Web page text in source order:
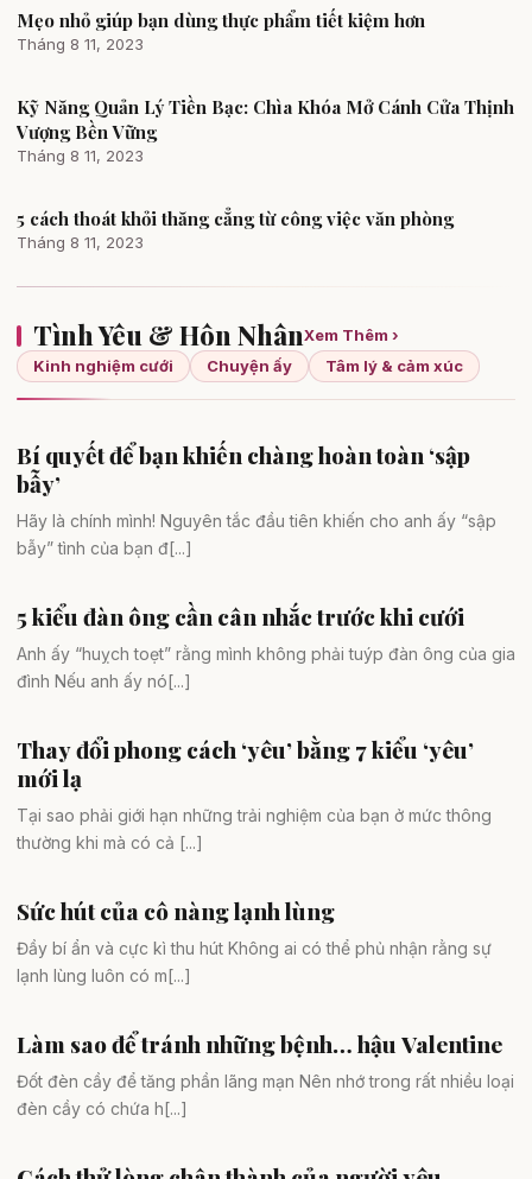
Tài chính cá nhân
Mẹo nhỏ giúp bạn dùng thực phẩm tiết kiệm hơn
Tháng 8 11, 2023
Tài chính cá nhân
Kỹ Năng Quản Lý Tiền Bạc: Chìa Khóa Mở Cánh Cửa Thịnh
Vượng Bền Vững
Tháng 8 11, 2023
Việc làm & kỹ năng
5 cách thoát khỏi thăng cẳng từ công việc văn phòng
Tháng 8 11, 2023
Tình Yêu & Hôn Nhân
Kinh nghiệm cưới Chuyện ấy Tâm lý & cảm xúc
Xem Thêm ›
Tình yêu & hôn nhân
Bí quyết để bạn khiến chàng hoàn toàn ‘sập
bẫy’
Hãy là chính mình! Nguyên tắc đầu tiên khiến cho anh ấy “sập
bẫy” tình của bạn đ[...]
Tình yêu & hôn nhân
5 kiểu đàn ông cần cân nhắc trước khi cưới
Anh ấy “huỵch toẹt” rằng mình không phải tuýp đàn ông của gia
đình Nếu anh ấy nó[...]
Chuyện ấy
Thay đổi phong cách ‘yêu’ bằng 7 kiểu ‘yêu’
mới lạ
Tại sao phải giới hạn những trải nghiệm của bạn ở mức thông
thường khi mà có cả [...]
Tình yêu & hôn nhân
Sức hút của cô nàng lạnh lùng
Đầy bí ẩn và cực kì thu hút Không ai có thể phủ nhận rằng sự
lạnh lùng luôn có m[...]
Tình yêu & hôn nhân
Làm sao để tránh những bệnh… hậu Valentine
Đốt đèn cầy để tăng phần lãng mạn Nên nhớ trong rất nhiều loại
đèn cầy có chứa h[...]